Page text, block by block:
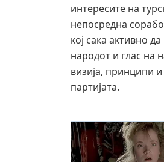
интересите на
непосредна
кој сака активно
народот и глас на
визија, принципи
партијата.